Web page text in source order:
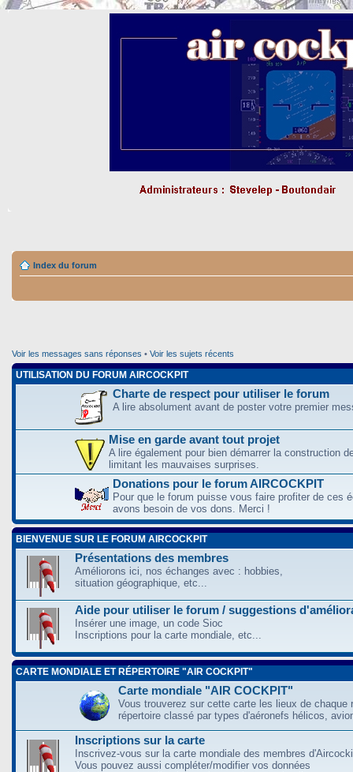
Index du forum
Voir les messages sans réponses • Voir les sujets récents
UTILISATION DU FORUM AIRCOCKPIT
Charte de respect pour utiliser le forum
A lire absolument avant de poster votre premier
Mise en garde avant tout projet
A lire également pour bien démarrer la construction
limitant les mauvaises surprises.
Donations pour le forum AIRCOCKPIT
Pour que le forum puisse vous faire profiter de ces
avons besoin de vos dons. Merci !
BIENVENUE SUR LE FORUM AIRCOCKPIT
Présentations des membres
Améliorons ici, nos échanges avec : hobbies,
situation géographique, etc...
Aide pour utiliser le forum / suggestions
Insérer une image, un code Sioc
Inscriptions pour la carte mondiale, etc...
CARTE MONDIALE ET RÉPERTOIRE "AIR COCKPIT"
Carte mondiale "AIR COCKPIT"
Vous trouverez sur cette carte les lieux de chaque
répertoire classé par types d'aéronefs hélicos,
Inscriptions sur la carte
Inscrivez-vous sur la carte mondiale des membres
Vous pouvez aussi compléter/modifier vos données